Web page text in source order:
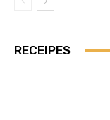
RECEIPES